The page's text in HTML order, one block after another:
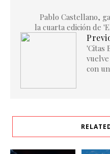
Pablo Castellano,
la cuarta edición de
'Citas
con